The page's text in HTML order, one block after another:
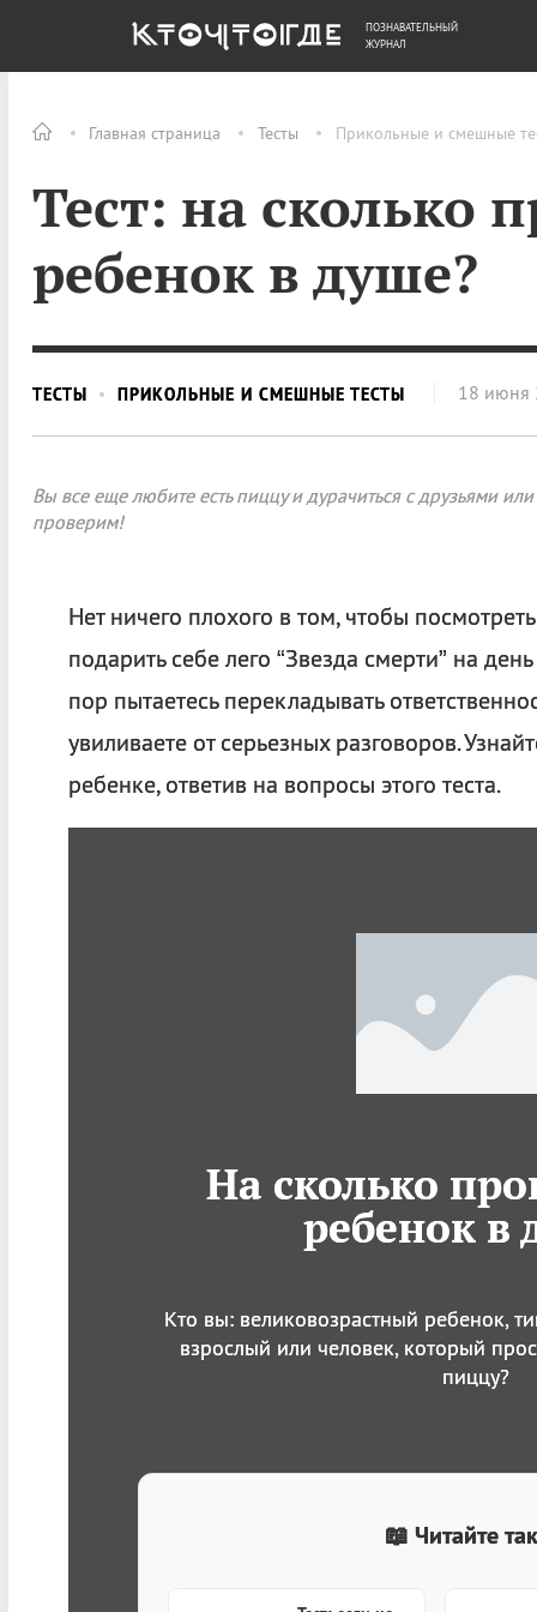
Главная страница Тесты Прикольные и смешные
Тест: на сколько
ребенок в душе?
ТЕСТЫ ПРИКОЛЬНЫЕ И СМЕШНЫЕ ТЕСТЫ 18 июня
Вы все еще любите есть пиццу и дурачиться с друзьями
проверим!
Нет ничего плохого в том, чтобы
подарить себе лего “Звезда смерти” на
пор пытаетесь перекладывать
увиливаете от серьезных разговоров.
ребенке, ответив на вопросы этого теста.
На сколько
ребенок в
Кто вы: великовозрастный ребенок,
взрослый или человек, который
пиццу?
📖 Читайте
ОБЩЕСТВО ДЕНЬГИ
ПОЗНАВАТЕЛЬНЫЙ
ЖУРНАЛ